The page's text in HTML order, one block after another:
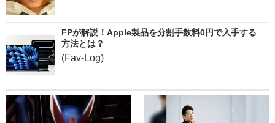
FPが解説！Apple製品を分割手数料0円で入手する
方法とは？
(Fav-Log)